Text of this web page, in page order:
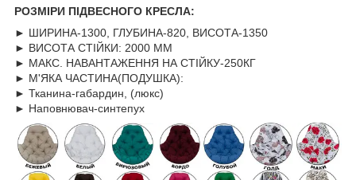
РОЗМІРИ ПІДВЕСНОГО КРЕСЛА:
► ШИРИНА-1300, ГЛУБИНА-820, ВИСОТА-1350
► ВИСОТА СТІЙКИ: 2000 ММ
► МАКС. НАВАНТАЖЕННЯ НА СТІЙКУ-250КГ
► М'ЯКА ЧАСТИНА(ПОДУШКА):
► Тканина-габардин, (люкс)
► Наповнювач-синтепух